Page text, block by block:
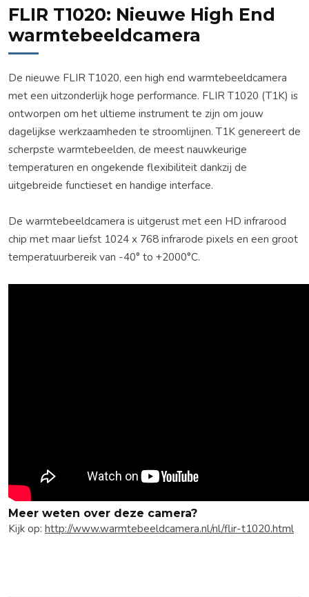
FLIR T1020: Nieuwe High End
warmtebeeldcamera
De nieuwe FLIR T1020, een high end warmtebeeldcamera
met een uitzonderlijk hoge performance. FLIR T1020 (T1K) is
ontworpen om het ultieme instrument te zijn om jouw
dagelijkse werkzaamheden te stroomlijnen. T1K genereert de
scherpste warmtebeelden, de meest nauwkeurige
temperaturen en ongekende flexibiliteit dankzij de
uitgebreide functieset en handige interface.
De warmtebeeldcamera is uitgerust met een HD infrarood
chip met maar liefst 1024 x 768 infrarode pixels en een groot
temperatuurbereik van -40° to +2000°C.
Meer weten over deze camera?
Kijk op: http://www.warmtebeeldcamera.nl/nl/flir-t1020.html